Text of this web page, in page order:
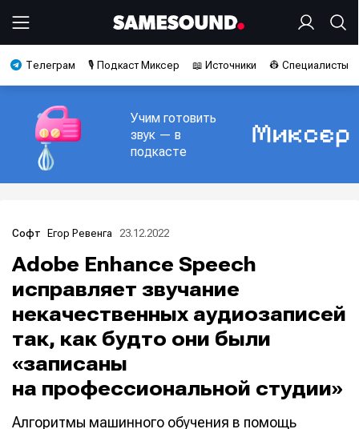
Телеграм 🎙️ Подкаст Миксер 📖 Источники 👷 Специалисты
Учим готовить
звук — в
подкасте
Софт Егор Ревенга 23.12.2022
Adobe Enhance Speech
исправляет звучание
некачественных аудиозаписей
так, как будто они были
«записаны
на профессиональной студии»
Алгоритмы машинного обучения в помощь